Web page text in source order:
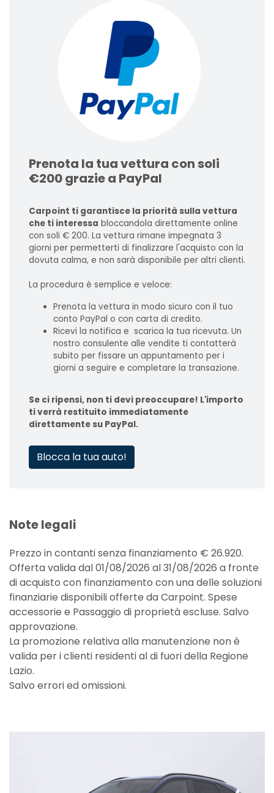
Prenota la tua vettura con soli
€200 grazie a PayPal
Carpoint ti garantisce la priorità sulla vettura
che ti interessa bloccandola direttamente online
con soli € 200. La vettura rimane impegnata 3
giorni per permetterti di finalizzare l'acquisto con la
dovuta calma, e non sarà disponibile per altri clienti.
La procedura è semplice e veloce:
Prenota la vettura in modo sicuro con il tuo
conto PayPal o con carta di credito.
Ricevi la notifica e scarica la tua ricevuta. Un
nostro consulente alle vendite ti contatterà
subito per fissare un appuntamento per i
giorni a seguire e completare la transazione.
Se ci ripensi, non ti devi preoccupare! L'importo
ti verrà restituito immediatamente
direttamente su PayPal.
Blocca la tua auto!
Note legali
Prezzo in contanti senza finanziamento € 26.920.
Offerta valida dal 01/08/2026 al 31/08/2026 a fronte
di acquisto con finanziamento con una delle soluzioni
finanziarie disponibili offerte da Carpoint. Spese
accessorie e Passaggio di proprietà escluse. Salvo
approvazione.
La promozione relativa alla manutenzione non è
valida per i clienti residenti al di fuori della Regione
Lazio.
Salvo errori ed omissioni.